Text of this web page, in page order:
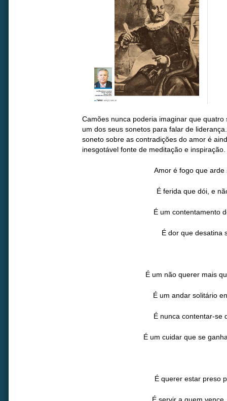
Camões nunca poderia imaginar que
um dos seus sonetos para falar de
soneto sobre as contradições do amor é
inesgotável fonte de meditação e
Amor é fogo que arde
É ferida que dói, e
É um contentamento
É dor que desatina
É um não querer mais
É um andar solitário
É nunca contentar-se
É um cuidar que se
É querer estar preso